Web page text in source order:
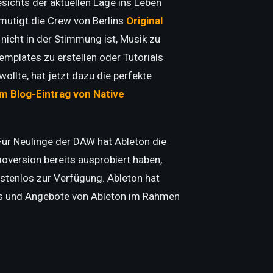
der aktuellen Lage ins Leben
die Crew von Berlins Original
in der Stimmung ist, Musik zu
zu erstellen oder Tutorials
hat jetzt dazu die perfekte
Blog-Eintrag von Native
Neulinge der DAW hat Ableton die
bereits ausprobiert haben,
zur Verfügung. Ableton hat
Angebote von Ableton im Rahmen